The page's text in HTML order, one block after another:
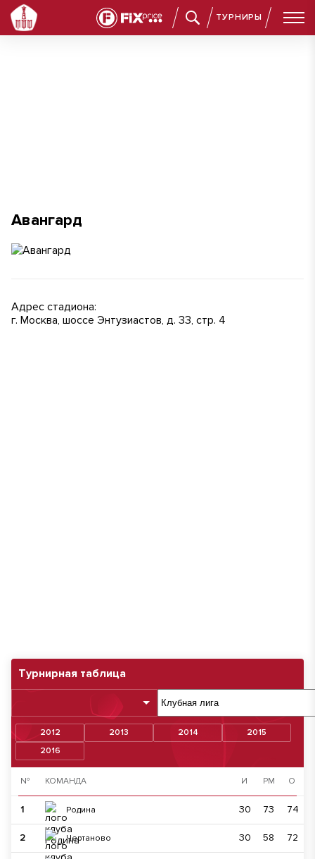
ТУРНИРЫ
Авангард
Турнирная таблица
2012 2013 2014
2015
2016
№ КОМАНДА И РМ О
1 Родина 30 73 74
2 Чертаново 30 58 72
Авангард
Адрес стадиона:
г. Москва, шоссе Энтузиастов, д. 33, стр. 4